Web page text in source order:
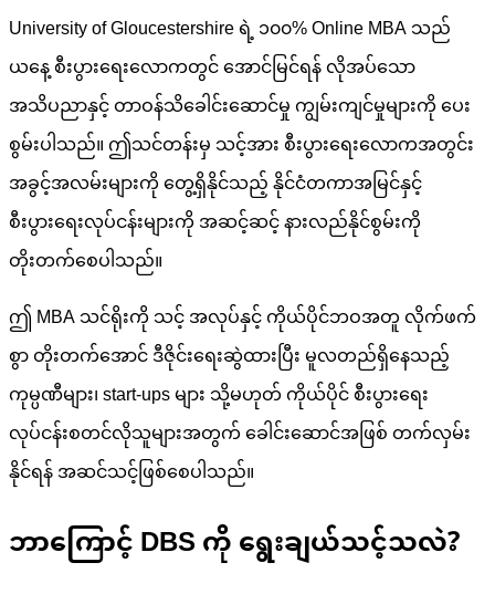
University of Gloucestershire ရဲ့ ၁၀၀% Online MBA သည်
ယနေ့ စီးပွားရေးလောကတွင် အောင်မြင်ရန် လိုအပ်သော
အသိပညာနှင့် တာဝန်သိခေါင်းဆောင်မှု ကျွမ်းကျင်မှုများကို ပေး
စွမ်းပါသည်။ ဤသင်တန်းမှ သင့်အား စီးပွားရေးလောကအတွင်း
အခွင့်အလမ်းများကို တွေ့ရှိနိုင်သည့် နိုင်ငံတကာအမြင်နှင့်
စီးပွားရေးလုပ်ငန်းများကို အဆင့်ဆင့် နားလည်နိုင်စွမ်းကို
တိုးတက်စေပါသည်။
ဤ MBA သင်ရိုးကို သင့် အလုပ်နှင့် ကိုယ်ပိုင်ဘဝအတူ လိုက်ဖက်
စွာ တိုးတက်အောင် ဒီဇိုင်းရေးဆွဲထားပြီး မူလတည်ရှိနေသည့်
ကုမ္ပဏီများ၊ start-ups များ သို့မဟုတ် ကိုယ်ပိုင် စီးပွားရေး
လုပ်ငန်းစတင်လိုသူများအတွက် ခေါင်းဆောင်အဖြစ် တက်လှမ်း
နိုင်ရန် အဆင်သင့်ဖြစ်စေပါသည်။
ဘာကြောင့် DBS ကို ရွေးချယ်သင့်သလဲ?